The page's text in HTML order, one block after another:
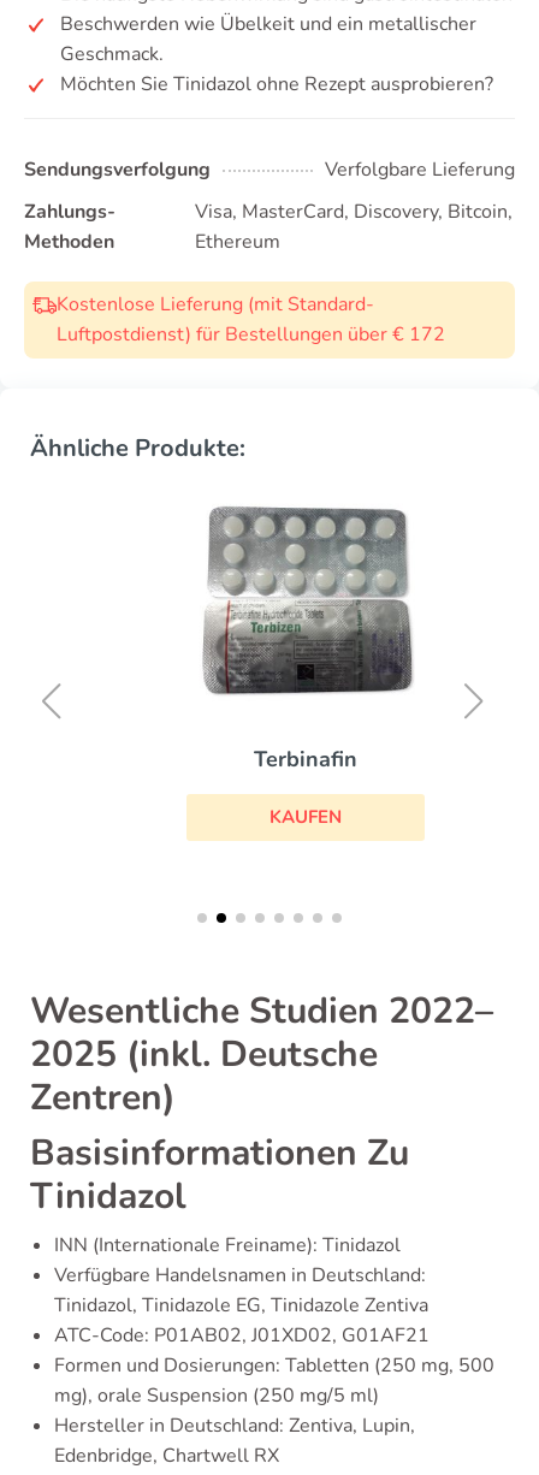
Beschwerden wie Übelkeit und ein metallischer
Geschmack.
Möchten Sie Tinidazol ohne Rezept ausprobieren?
Sendungsverfolgung
Verfolgbare Lieferung
Zahlungs-
Methoden
Visa, MasterCard, Discovery, Bitcoin,
Ethereum
Kostenlose Lieferung (mit Standard-
Luftpostdienst) für Bestellungen über € 172
Ähnliche Produkte:
Terbinafin
KAUFEN
Wesentliche Studien 2022–
2025 (inkl. Deutsche
Zentren)
Basisinformationen Zu
Tinidazol
INN (Internationale Freiname): Tinidazol
Verfügbare Handelsnamen in Deutschland:
Tinidazol, Tinidazole EG, Tinidazole Zentiva
ATC-Code: P01AB02, J01XD02, G01AF21
Formen und Dosierungen: Tabletten (250 mg, 500
mg), orale Suspension (250 mg/5 ml)
Hersteller in Deutschland: Zentiva, Lupin,
Edenbridge, Chartwell RX